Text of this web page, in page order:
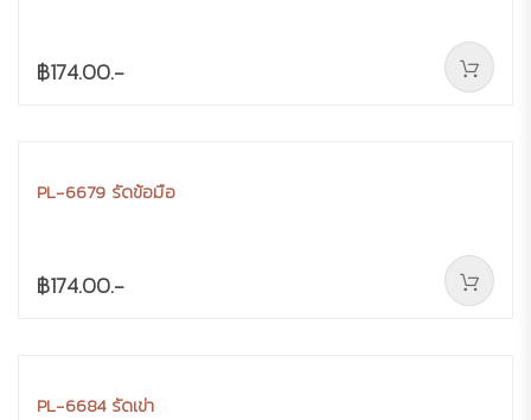
฿174.00.-
PL-6679 รัดข้อมือ
฿174.00.-
PL-6684 รัดเข่า